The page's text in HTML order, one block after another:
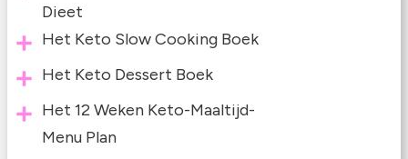
Dieet
Het Keto Slow Cooking Boek
Het Keto Dessert Boek
Het 12 Weken Keto-Maaltijd-
Menu Plan